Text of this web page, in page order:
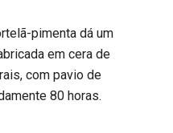
pimenta dá um
em cera de
com pavio de
80 horas.